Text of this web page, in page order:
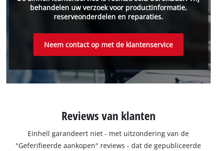
behandelen uw verzoek voor productinformatie,
reserveonderdelen en reparaties.
Neem contact op met de klantenservice
Reviews van klanten
Einhell garandeert niet - met uitzondering van de
"Geferifieerde aankopen" reviews - dat de gepubliceerde